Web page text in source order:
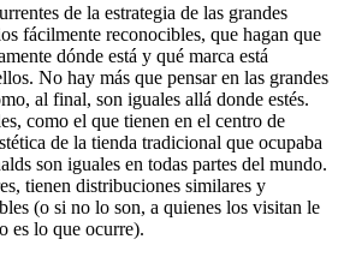
de la estrategia de las grandes
fácilmente reconocibles, que hagan que
dónde está y qué marca está
No hay más que pensar en las grandes
al final, son iguales allá donde estés.
como el que tienen en el centro de
de la tienda tradicional que ocupaba
son iguales en todas partes del mundo.
tienen distribuciones similares y
(o si no lo son, a quienes los visitan le
es lo que ocurre).